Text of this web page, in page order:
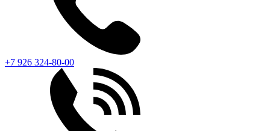
+7 926 324-80-00